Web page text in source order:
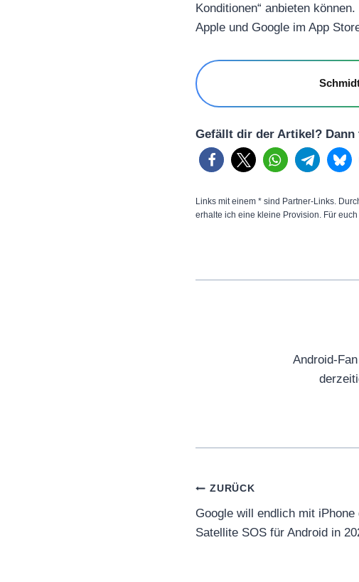
Konditionen“ anbieten
Apple und Google im App
Gefällt dir der Artikel?
Links mit einem * sind Partner-Links.
erhalte ich eine kleine Provision. Für
Android-
Beitragsnavigation
ZURÜCK
Google will endlich mit iPhone
Satellite SOS für Android in